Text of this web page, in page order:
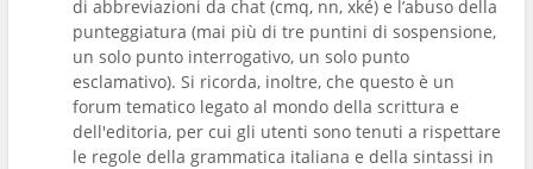
di abbreviazioni da chat (cmq, nn, xké) e l’abuso della
punteggiatura (mai più di tre puntini di sospensione,
un solo punto interrogativo, un solo punto
esclamativo). Si ricorda, inoltre, che questo è un
forum tematico legato al mondo della scrittura e
dell'editoria, per cui gli utenti sono tenuti a rispettare
le regole della grammatica italiana e della sintassi in